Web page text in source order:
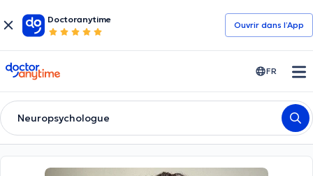
Doctoranytime
Ouvrir dans l’App
doctoranytime FR
Neuropsychologue